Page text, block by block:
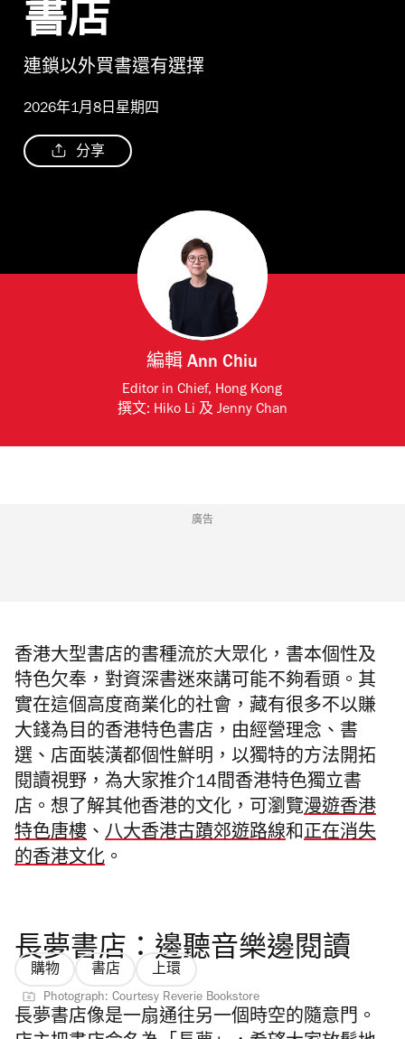
書店
連鎖以外買書還有選擇
2026年1月8日星期四
分享
編輯Ann Chiu
Editor in Chief, Hong Kong
撰文: Hiko Li 及 Jenny Chan
廣告
香港大型書店的書種流於大眾化 ，書本個性及
特色欠奉，對資深書迷來講可能不夠看頭。其
實在這個高度商業化的社會，藏有很多不以賺
大錢為目的香港特色書店，由經營理念、書
選、店面裝潢都個性鮮明，以獨特的方法開拓
閱讀視野，為大家推介14間香港特色獨立書
店 。 想了解其他香港的文化，可瀏覽漫遊香港
特色唐樓 、 八大香港古蹟郊遊路線和正在消失
的香港文化 。
長夢書店：邊聽音樂邊閱讀
購物 書店 上環
Photograph: Courtesy Reverie Bookstore
長夢書店像是一扇通往另一個時空的隨意門。